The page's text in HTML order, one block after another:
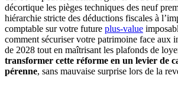
décortique les pièges techniques des neuf
hiérarchie stricte des déductions fiscales à
comptable sur votre future plus-value
comment sécuriser votre patrimoine face aux
de 2028 tout en maîtrisant les plafonds de
transformer cette réforme en un levier de
pérenne, sans mauvaise surprise lors de la